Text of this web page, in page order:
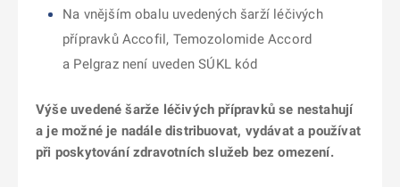
Na vnějším obalu uvedených šarží léčivých
přípravků Accofil, Temozolomide Accord
a Pelgraz není uveden SÚKL kód
Výše uvedené šarže léčivých přípravků se nestahují
a je možné je nadále distribuovat, vydávat a používat
při poskytování zdravotních služeb bez omezení.